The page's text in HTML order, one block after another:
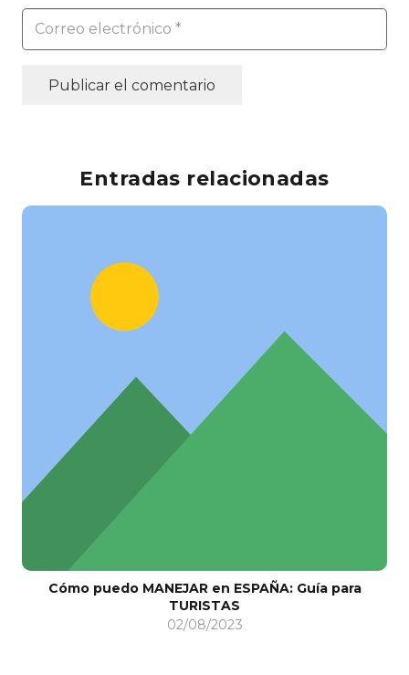
Publicar el comentario
Entradas relacionadas
Cómo puedo MANEJAR en ESPAÑA: Guía para
TURISTAS
02/08/2023